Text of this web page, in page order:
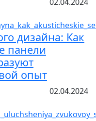
дизайна: Как
панели
опыт
02.04.2024